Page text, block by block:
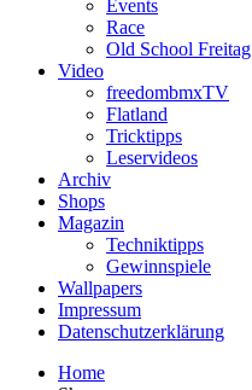
Events
Race
Old School Freitag
Video
freedombmxTV
Flatland
Tricktipps
Leservideos
Archiv
Shops
Magazin
Techniktipps
Gewinnspiele
Wallpapers
Impressum
Datenschutzerklärung
Home